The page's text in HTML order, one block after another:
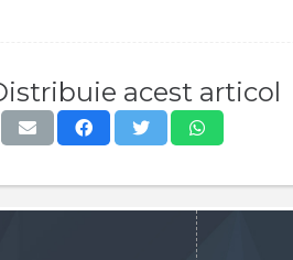
acest articol